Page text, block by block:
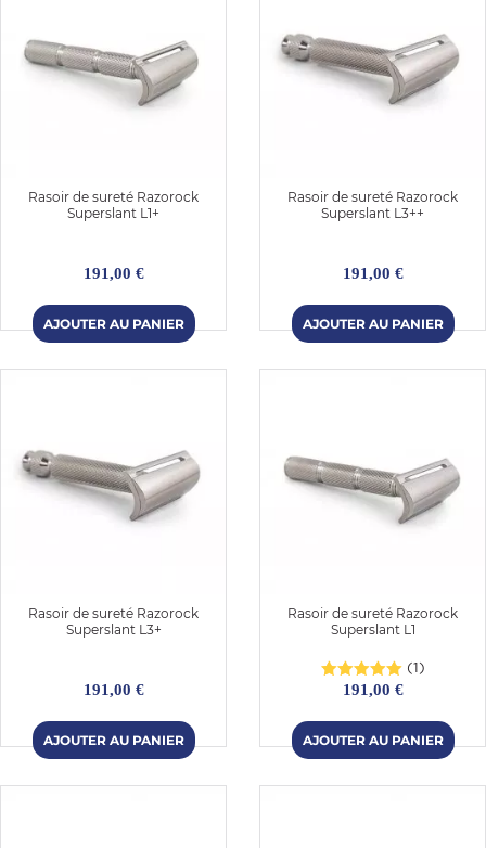
Rasoir de sureté Razorock
Superslant L1+
191,00 €
Rasoir de sureté Razorock
Superslant L3++
191,00 €
Rasoir de sureté Razorock
Superslant L3+
191,00 €
Rasoir de sureté Razorock
Superslant L1
(1)
191,00 €